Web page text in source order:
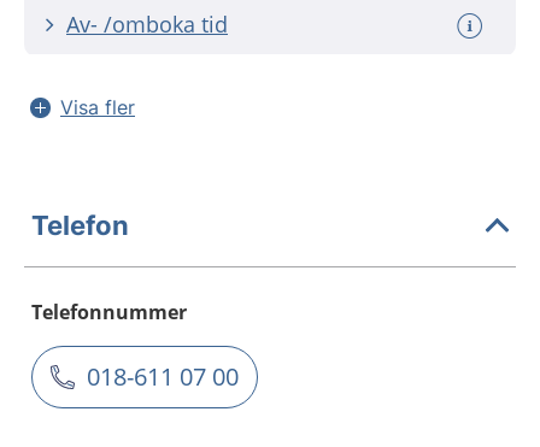
Av- /omboka tid
Visa fler
Telefon
Telefonnummer
018-611 07 00